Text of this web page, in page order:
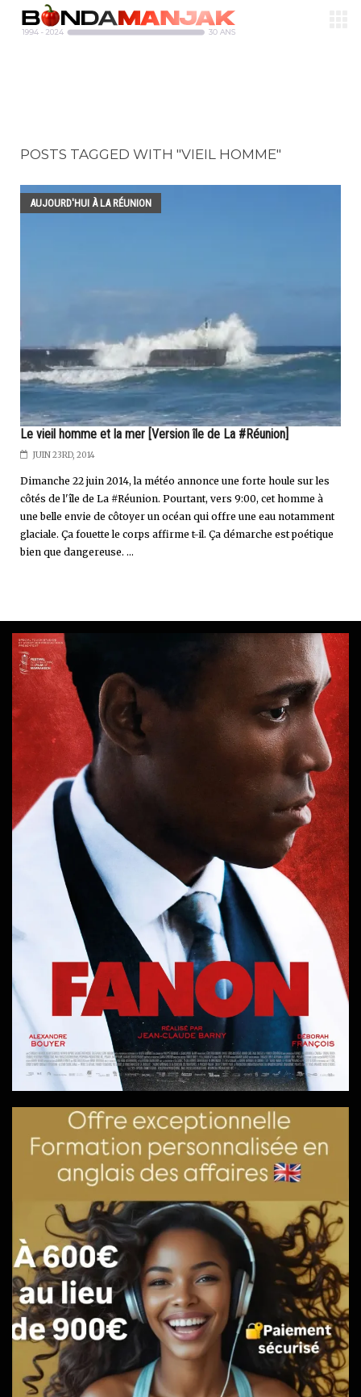
POSTS TAGGED WITH "VIEIL HOMME"
AUJOURD'HUI À LA RÉUNION
Le vieil homme et la mer [Version île de La #Réunion]
JUIN 23RD, 2014
Dimanche 22 juin 2014, la météo annonce une forte houle sur les
côtés de l'île de La #Réunion. Pourtant, vers 9:00, cet homme à
une belle envie de côtoyer un océan qui offre une eau notamment
glaciale. Ça fouette le corps affirme t-il. Ça démarche est poétique
bien que dangereuse. ...